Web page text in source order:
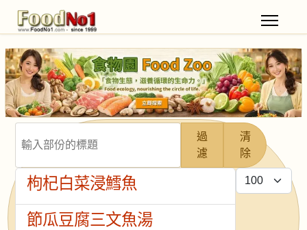
過
濾
清
除
每頁顯示條數
枸杞白菜浸鱈魚
節瓜豆腐三文魚湯